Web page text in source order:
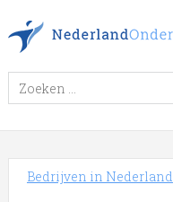
Bedrijven in Nederland